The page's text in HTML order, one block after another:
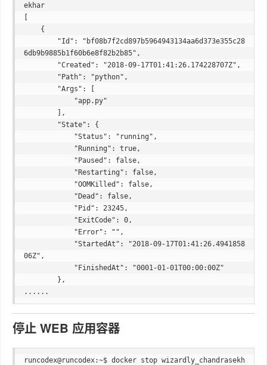
ekhar
[
6db9b9885b1f60b6e8f82b2b85",
06Z",
停止 WEB 应用容器
runcodex@runcodex:~$ docker stop wizardly_chandrasekh